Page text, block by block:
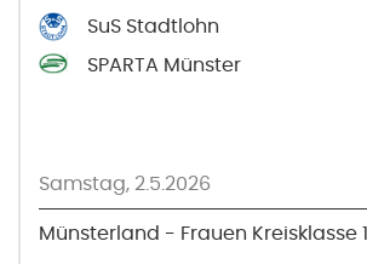
SuS Stadtlohn
SPARTA Münster
Samstag, 2.5.2026
Münsterland - Frauen Kreisklasse 1